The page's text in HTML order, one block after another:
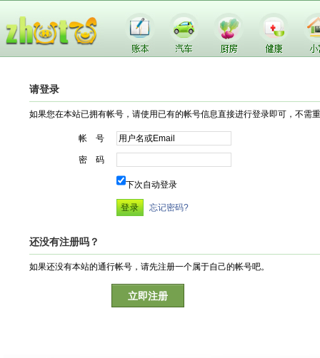
请登录
如果您在本站已拥有帐号，请使用已有的帐号信息直接进行登录即可，不需
帐 号
密 码
下次自动登录
忘记密码?
还没有注册吗？
如果还没有本站的通行帐号，请先注册一个属于自己的帐号吧。
立即注册